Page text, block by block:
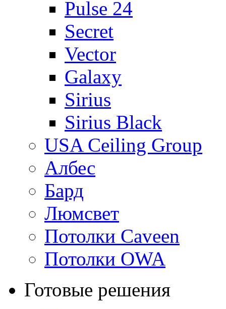
Pulse 24
Secret
Vector
Galaxy
Sirius
Sirius Black
USA Ceiling Group
Албес
Бард
Люмсвет
Потолки Caveen
Потолки OWA
Готовые решения